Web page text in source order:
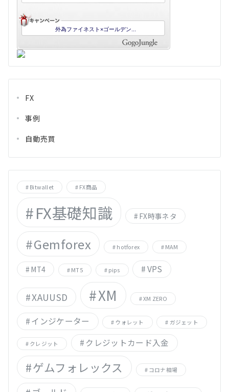
FX
事例
自動売買
Bitwallet FX商品
FX基礎知識 FX時事ネタ
Gemforex hotforex MAM
MT4 MT5 pips VPS
XAUUSD XM XM ZERO
インジケーター ウォレット ガジェット
クレジット クレジットカード入金
ゲムフォレックス コロナ相場